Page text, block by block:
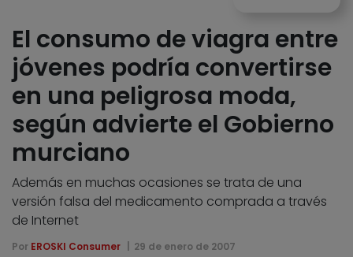
El consumo de viagra entre
jóvenes podría convertirse
en una peligrosa moda,
según advierte el Gobierno
murciano
Además en muchas ocasiones se trata de una
versión falsa del medicamento comprada a través
de Internet
Por EROSKI Consumer 29 de enero de 2007